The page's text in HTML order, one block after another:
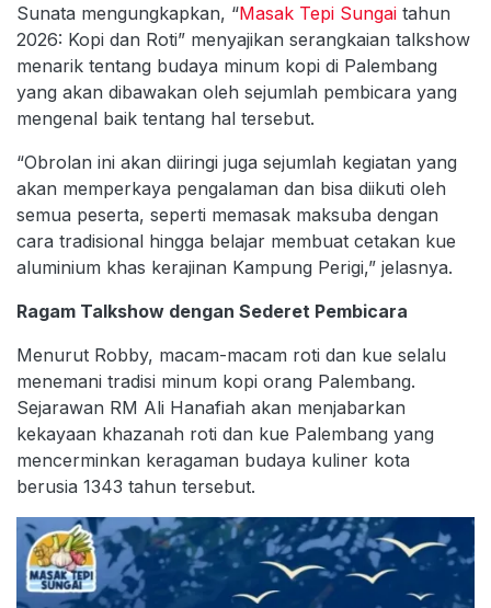
Sunata mengungkapkan, “Masak Tepi Sungai tahun
2026: Kopi dan Roti” menyajikan serangkaian talkshow
menarik tentang budaya minum kopi di Palembang
yang akan dibawakan oleh sejumlah pembicara yang
mengenal baik tentang hal tersebut.
“Obrolan ini akan diiringi juga sejumlah kegiatan yang
akan memperkaya pengalaman dan bisa diikuti oleh
semua peserta, seperti memasak maksuba dengan
cara tradisional hingga belajar membuat cetakan kue
aluminium khas kerajinan Kampung Perigi,” jelasnya.
Ragam Talkshow dengan Sederet Pembicara
Menurut Robby, macam-macam roti dan kue selalu
menemani tradisi minum kopi orang Palembang.
Sejarawan RM Ali Hanafiah akan menjabarkan
kekayaan khazanah roti dan kue Palembang yang
mencerminkan keragaman budaya kuliner kota
berusia 1343 tahun tersebut.